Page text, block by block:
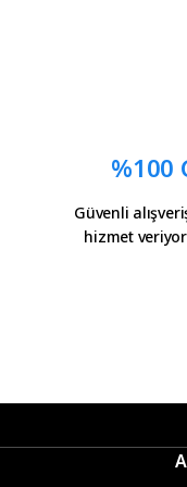
olatak bilgilendirme
tesekkurler kampa
%100
Güvenli
hizmet